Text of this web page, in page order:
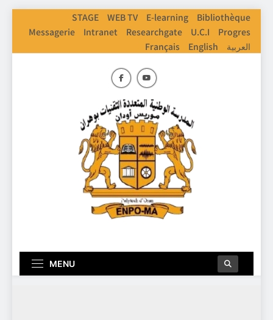
STAGE WEB TV E-learning
Bibliothèque
Messagerie
Intranet Researchgate U.C.I
Progres
Français
English العربية
MENU